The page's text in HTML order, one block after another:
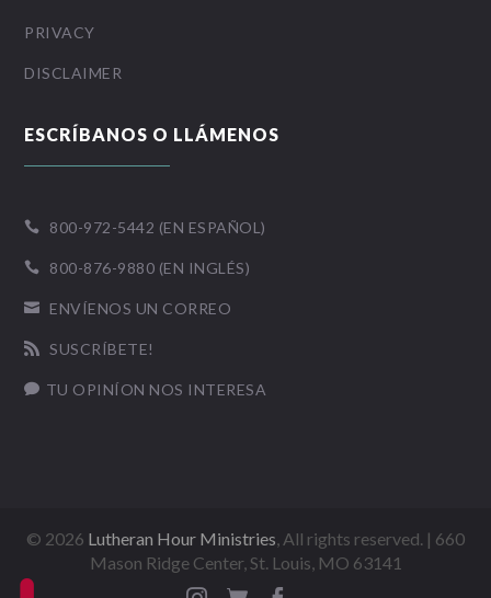
PRIVACY
DISCLAIMER
ESCRÍBANOS O LLÁMENOS
 800-972-5442 (EN ESPAÑOL)
 800-876-9880 (EN INGLÉS)
 ENVÍENOS UN CORREO
 SUSCRÍBETE!
 TU OPINÍON NOS INTERESA
© 2026 Lutheran Hour Ministries, All rights reserved. | 660
Mason Ridge Center, St. Louis, MO 63141